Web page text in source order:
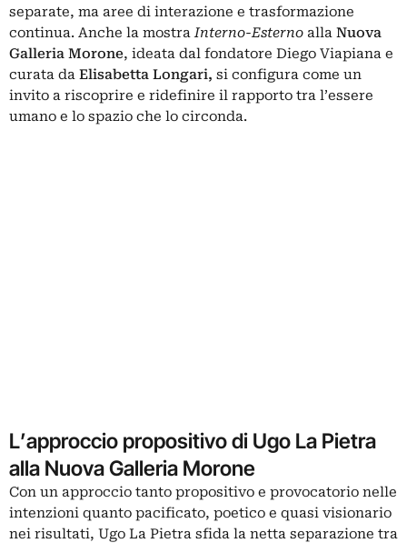
separate, ma aree di interazione e trasformazione
continua. Anche la mostraInterno-Esterno alla Nuova
Galleria Morone, ideata dal fondatore Diego Viapiana e
curata da Elisabetta Longari, si configura come un
invito a riscoprire e ridefinire il rapporto tra l’essere
umano e lo spazio che lo circonda.
L’approccio propositivo di Ugo La Pietra
alla Nuova Galleria Morone
Con un approccio tanto propositivo e provocatorio nelle
intenzioni quanto pacificato, poetico e quasi visionario
nei risultati, Ugo La Pietra sfida la netta separazione tra